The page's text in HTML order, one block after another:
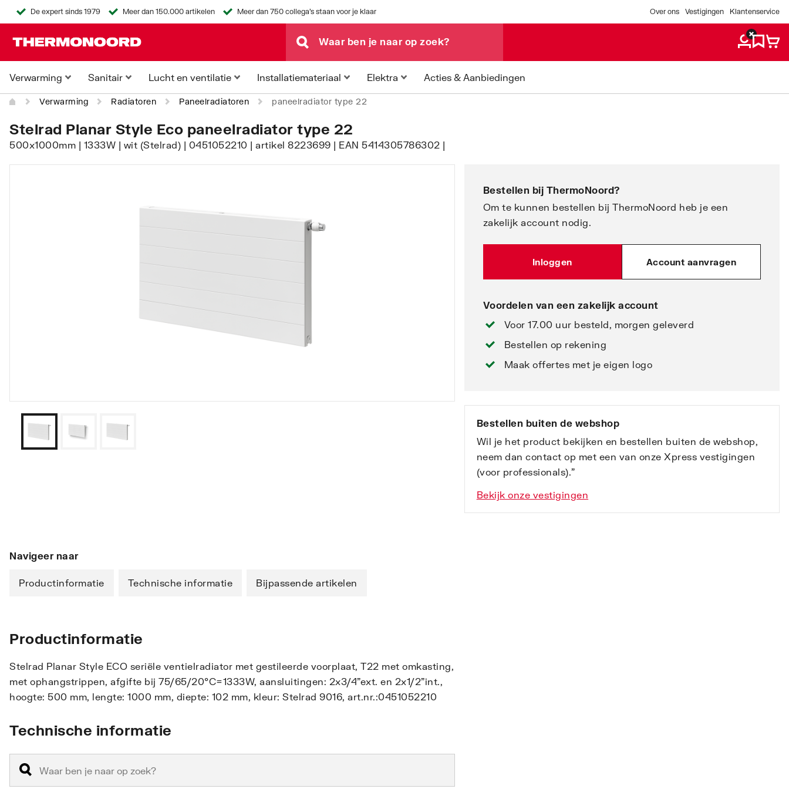
De expert sinds 1979 Meer dan 150.000 artikelen Meer dan 750 collega's staan voor je klaar Over ons Vestigingen Klantenservice
Verwarming Sanitair Lucht en ventilatie Installatiemateriaal Elektra Acties & Aanbiedingen
Verwarming Radiatoren Paneelradiatoren paneelradiator type 22
Stelrad Planar Style Eco paneelradiator type 22
500x1000mm | 1333W | wit (Stelrad) | 0451052210 | artikel 8223699 | EAN 5414305786302 |
Bestellen bij ThermoNoord?
Om te kunnen bestellen bij ThermoNoord heb je een
zakelijk account nodig.
Inloggen Account aanvragen
Voordelen van een zakelijk account
Voor 17.00 uur besteld, morgen geleverd
Bestellen op rekening
Maak offertes met je eigen logo
Bestellen buiten de webshop
Wil je het product bekijken en bestellen buiten de webshop,
neem dan contact op met een van onze Xpress vestigingen
(voor professionals).”
Bekijk onze vestigingen
Navigeer naar
Productinformatie Technische informatie Bijpassende artikelen
Productinformatie
Stelrad Planar Style ECO seriële ventielradiator met gestileerde voorplaat, T22 met omkasting,
met ophangstrippen, afgifte bij 75/65/20°C=1333W, aansluitingen: 2x3/4"ext. en 2x1/2"int.,
hoogte: 500 mm, lengte: 1000 mm, diepte: 102 mm, kleur: Stelrad 9016, art.nr.:0451052210
Technische informatie